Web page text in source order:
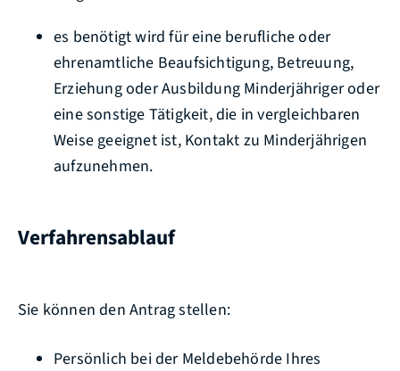
es benötigt wird für eine berufliche oder
ehrenamtliche Beaufsichtigung, Betreuung,
Erziehung oder Ausbildung Minderjähriger oder
eine sonstige Tätigkeit, die in vergleichbaren
Weise geeignet ist, Kontakt zu Minderjährigen
aufzunehmen.
Verfahrensablauf
Sie können den Antrag stellen:
Persönlich bei der Meldebehörde Ihres